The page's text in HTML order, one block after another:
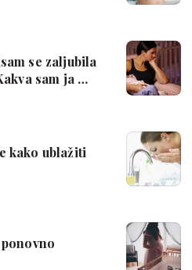
se zaljubila
sam ja …
kako ublažiti